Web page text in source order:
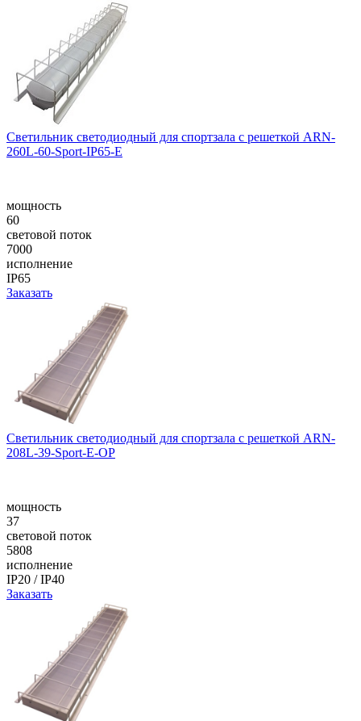
Светильник светодиодный для спортзала с решеткой ARN-
260L-60-Sport-IP65-E
мощность
60
световой поток
7000
исполнение
IP65
Заказать
Светильник светодиодный для спортзала с решеткой ARN-
208L-39-Sport-E-OP
мощность
37
световой поток
5808
исполнение
IP20 / IP40
Заказать